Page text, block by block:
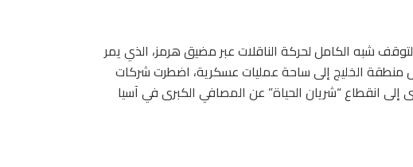
شبه الكامل لحركة الناقلات عبر مضيق هرمز، الذي يمر
تحول منطقة الخليج إلى ساحة عمليات عسكرية، اضطرت شركات
إلى انقطاع “شريان الحياة” عن المصافي الكبرى في آسيا